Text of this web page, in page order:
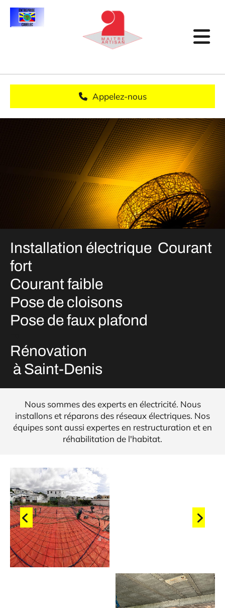
Accéder au contenu
Appelez-nous
Installation électrique Courant
fort
Courant faible
Pose de cloisons
Pose de faux plafond
Rénovation
à Saint-Denis
Nous sommes des experts en électricité. Nous
installons et réparons des réseaux électriques. Nos
équipes sont aussi expertes en restructuration et en
réhabilitation de l'habitat.